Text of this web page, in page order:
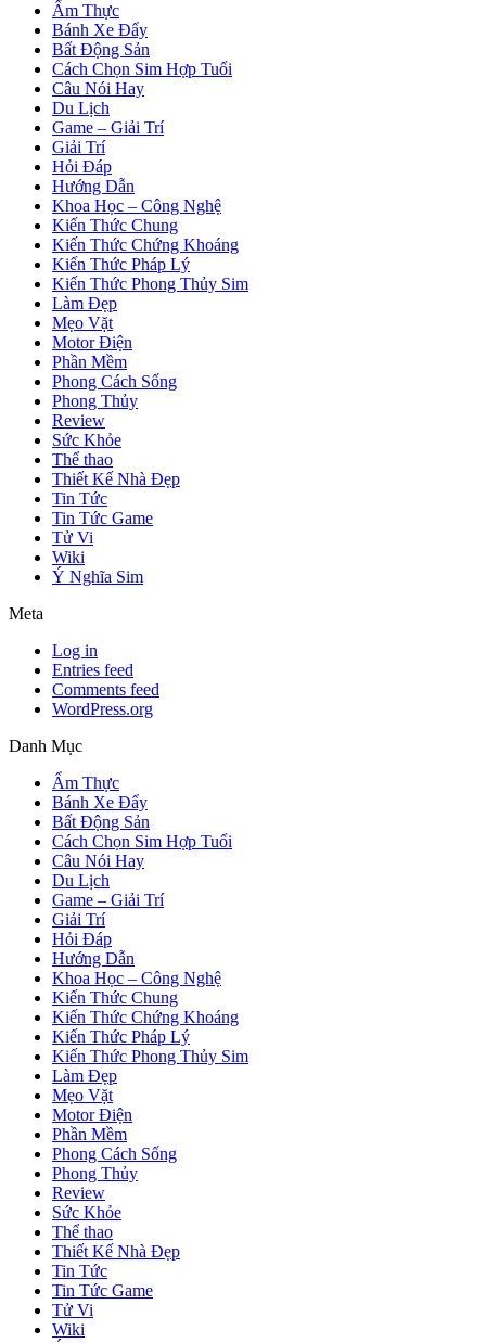
Ẩm Thực
Bánh Xe Đẩy
Bất Động Sản
Cách Chọn Sim Hợp Tuổi
Câu Nói Hay
Du Lịch
Game – Giải Trí
Giải Trí
Hỏi Đáp
Hướng Dẫn
Khoa Học – Công Nghệ
Kiến Thức Chung
Kiến Thức Chứng Khoáng
Kiến Thức Pháp Lý
Kiến Thức Phong Thủy Sim
Làm Đẹp
Mẹo Vặt
Motor Điện
Phần Mềm
Phong Cách Sống
Phong Thủy
Review
Sức Khỏe
Thể thao
Thiết Kế Nhà Đẹp
Tin Tức
Tin Tức Game
Tử Vi
Wiki
Ý Nghĩa Sim
Meta
Log in
Entries feed
Comments feed
WordPress.org
Danh Mục
Ẩm Thực
Bánh Xe Đẩy
Bất Động Sản
Cách Chọn Sim Hợp Tuổi
Câu Nói Hay
Du Lịch
Game – Giải Trí
Giải Trí
Hỏi Đáp
Hướng Dẫn
Khoa Học – Công Nghệ
Kiến Thức Chung
Kiến Thức Chứng Khoáng
Kiến Thức Pháp Lý
Kiến Thức Phong Thủy Sim
Làm Đẹp
Mẹo Vặt
Motor Điện
Phần Mềm
Phong Cách Sống
Phong Thủy
Review
Sức Khỏe
Thể thao
Thiết Kế Nhà Đẹp
Tin Tức
Tin Tức Game
Tử Vi
Wiki